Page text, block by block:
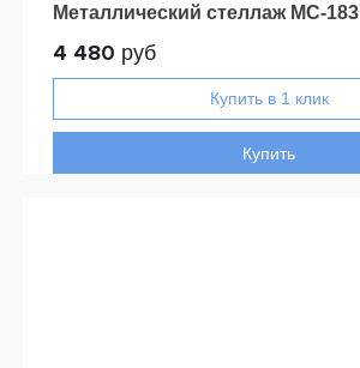
Металлический стеллаж МС-183
4 480 руб
Купить